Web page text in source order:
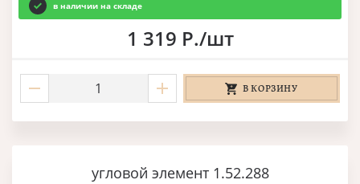
в наличии на складе
1 319 Р./шт
В КОРЗИНУ
угловой элемент 1.52.288